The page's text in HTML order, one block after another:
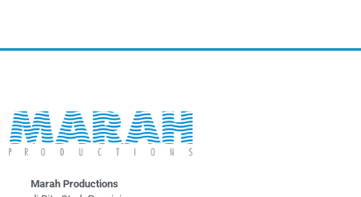
Marah Productions